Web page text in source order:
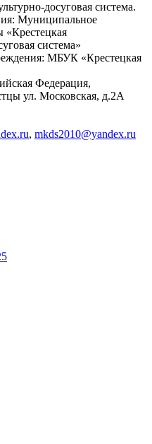
досуговая система.
Муниципальное
«Крестецкая
система»
МБУК «Крестецкая
Федерация,
ул. Московская, д.2А
, mkds2010@yandex.ru